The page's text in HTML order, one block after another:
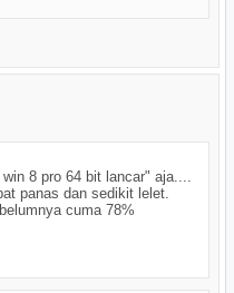
8 pro 64 bit lancar" aja....
panas dan sedikit lelet.
cuma 78%